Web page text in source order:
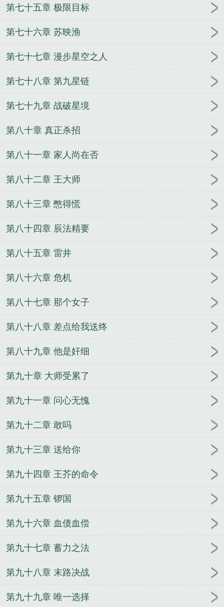
第七十五章 极限目标
第七十六章 苏映渔
第七十七章 漫步星空之人
第七十八章 第九星链
第七十九章 战破星境
第八十章 真正杀招
第八十一章 家人尚在否
第八十二章 王大师
第八十三章 憋得慌
第八十四章 辰法精要
第八十五章 雷井
第八十六章 危机
第八十七章 那个女子
第八十八章 差点给我送终
第八十九章 他是奸细
第九十章 大师受累了
第九十一章 问心无愧
第九十二章 敢吗
第九十三章 送给你
第九十四章 王芥的命令
第九十五章 锣国
第九十六章 血债血偿
第九十七章 蓄力之法
第九十八章 末路决战
第九十九章 唯一选择